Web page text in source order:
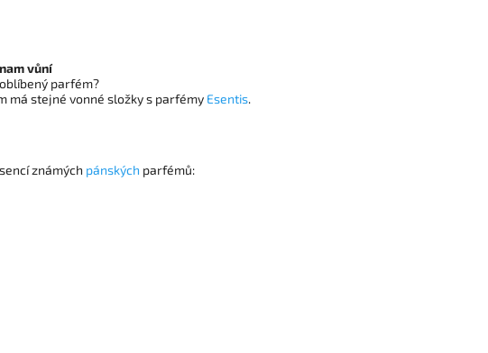
vůní
parfém?
má stejné vonné složky s parfémy Esentis.
známých pánských parfémů: